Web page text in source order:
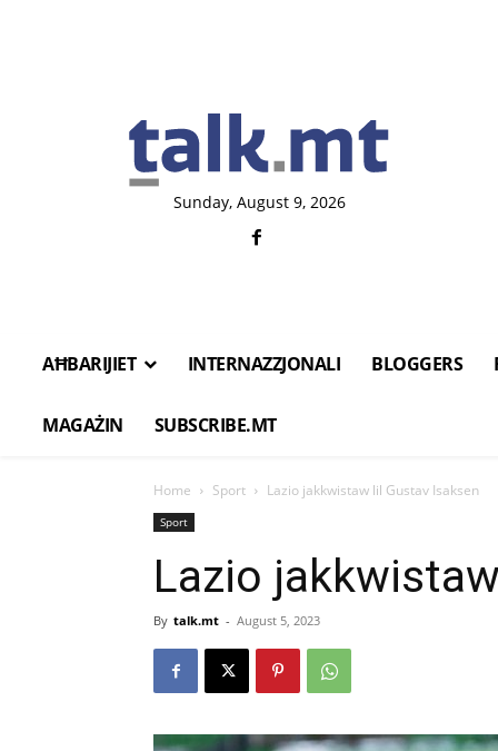
Sunday, August 9, 2026
AĦBARIJIET INTERNAZZJONALI BLOGGERS
MAGAŻIN SUBSCRIBE.MT
Home Sport Lazio jakkwistaw lil Gustav Isaksen
Sport
Lazio
By talk.mt - August 5, 2023